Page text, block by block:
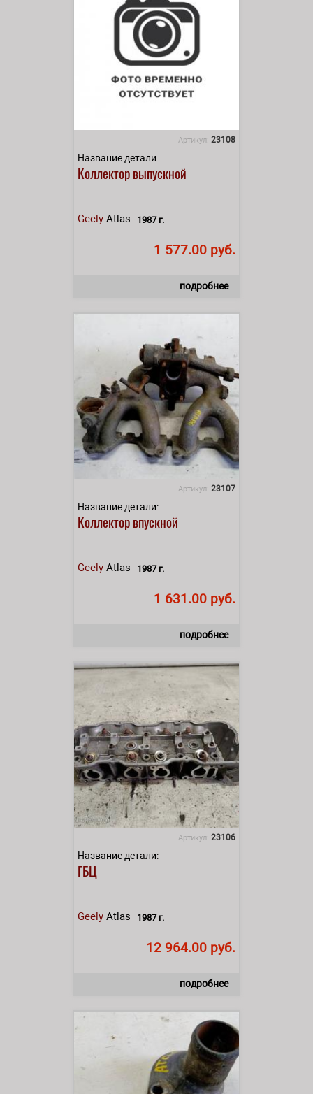
Артикул: 23108
Название детали:
Коллектор выпускной
Geely Atlas 1987 г.
1 577.00 руб.
подробнее
Артикул: 23107
Название детали:
Коллектор впускной
Geely Atlas 1987 г.
1 631.00 руб.
подробнее
Артикул: 23106
Название детали:
ГБЦ
Geely Atlas 1987 г.
12 964.00 руб.
подробнее